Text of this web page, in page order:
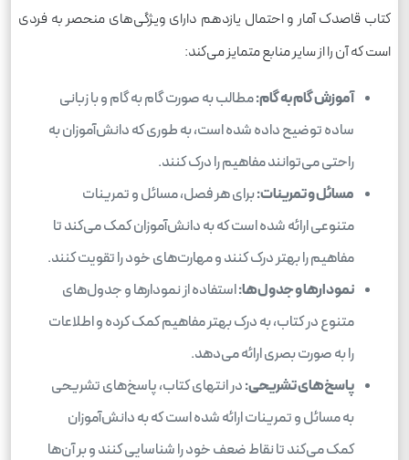
کتاب قاصدک آمار و احتمال یازدهم دارای ویژگی‌های منحصر به فردی
است که آن را از سایر منابع متمایز می‌کند:
آموزش گام به گام:مطالب به صورت گام به گام و با زبانی
ساده توضیح داده شده است، به طوری که دانش‌آموزان به
راحتی می‌توانند مفاهیم را درک کنند.
مسائل و تمرینات:برای هر فصل، مسائل و تمرینات
متنوعی ارائه شده است که به دانش‌آموزان کمک می‌کند تا
مفاهیم را بهتر درک کنند و مهارت‌های خود را تقویت کنند.
نمودارها و جدول‌ها:استفاده از نمودارها و جدول‌های
متنوع در کتاب، به درک بهتر مفاهیم کمک کرده و اطلاعات
را به صورت بصری ارائه می‌دهد.
پاسخ‌های تشریحی:در انتهای کتاب، پاسخ‌های تشریحی
به مسائل و تمرینات ارائه شده است که به دانش‌آموزان
کمک می‌کند تا نقاط ضعف خود را شناسایی کنند و بر آن‌ها